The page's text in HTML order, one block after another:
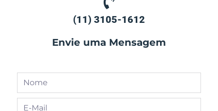
(11) 3105-1612
Envie uma Mensagem